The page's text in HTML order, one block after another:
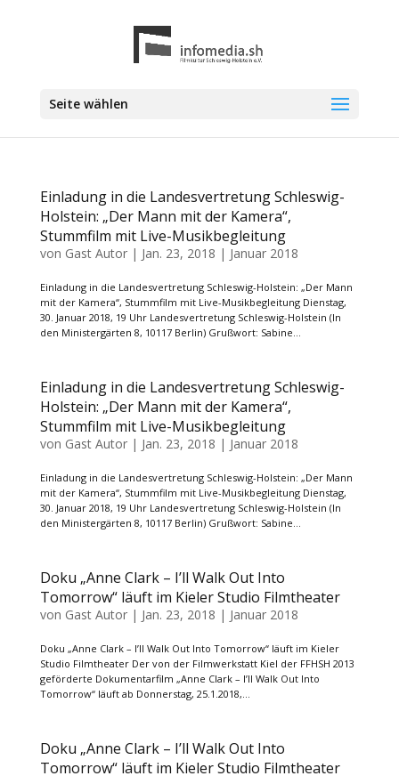
Seite wählen
Einladung in die Landesvertretung Schleswig-
Holstein: „Der Mann mit der Kamera“,
Stummfilm mit Live-Musikbegleitung
von Gast Autor| Jan. 23, 2018 | Januar 2018
Einladung in die Landesvertretung Schleswig-Holstein: „Der Mann
mit der Kamera“, Stummfilm mit Live-Musikbegleitung Dienstag,
30. Januar 2018, 19 Uhr Landesvertretung Schleswig-Holstein (In
den Ministergärten 8, 10117 Berlin) Grußwort: Sabine...
Einladung in die Landesvertretung Schleswig-
Holstein: „Der Mann mit der Kamera“,
Stummfilm mit Live-Musikbegleitung
von Gast Autor| Jan. 23, 2018 | Januar 2018
Einladung in die Landesvertretung Schleswig-Holstein: „Der Mann
mit der Kamera“, Stummfilm mit Live-Musikbegleitung Dienstag,
30. Januar 2018, 19 Uhr Landesvertretung Schleswig-Holstein (In
den Ministergärten 8, 10117 Berlin) Grußwort: Sabine...
Doku „Anne Clark – I’ll Walk Out Into
Tomorrow“ läuft im Kieler Studio Filmtheater
von Gast Autor| Jan. 23, 2018 | Januar 2018
Doku „Anne Clark – I’ll Walk Out Into Tomorrow“ läuft im Kieler
Studio Filmtheater Der von der Filmwerkstatt Kiel der FFHSH 2013
geförderte Dokumentarfilm „Anne Clark – I’ll Walk Out Into
Tomorrow“ läuft ab Donnerstag, 25.1.2018,...
Doku „Anne Clark – I’ll Walk Out Into
Tomorrow“ läuft im Kieler Studio Filmtheater